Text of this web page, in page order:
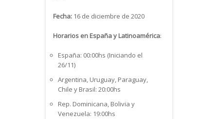
Fecha: 16 de diciembre de 2020
Horarios en España y Latinoamérica:
España: 00:00hs (Iniciando el
26/11)
Argentina, Uruguay, Paraguay,
Chile y Brasil: 20:00hs
Rep. Dominicana, Bolivia y
Venezuela: 19:00hs